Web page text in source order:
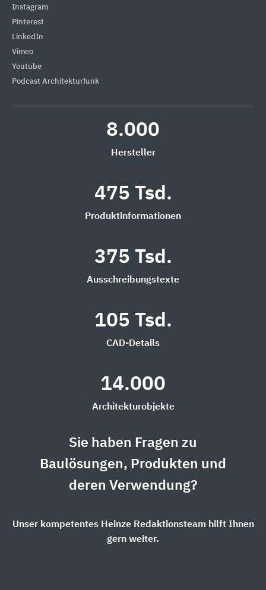
Instagram
Pinterest
LinkedIn
Vimeo
Youtube
Podcast Architekturfunk
8.000
Hersteller
475 Tsd.
Produktinformationen
375 Tsd.
Ausschreibungstexte
105 Tsd.
CAD-Details
14.000
Architekturobjekte
Sie haben Fragen zu
Baulösungen, Produkten und
deren Verwendung?
Unser kompetentes Heinze Redaktionsteam hilft Ihnen
gern weiter.